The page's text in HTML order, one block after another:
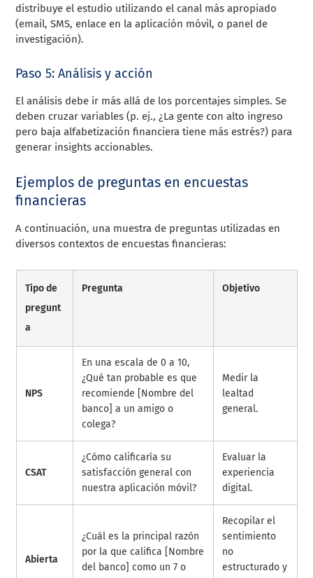
distribuye el estudio utilizando el canal más apropiado
(email, SMS, enlace en la aplicación móvil, o panel de
investigación).
Paso 5: Análisis y acción
El análisis debe ir más allá de los porcentajes simples. Se
deben cruzar variables (p. ej., ¿La gente con alto ingreso
pero baja alfabetización financiera tiene más estrés?) para
generar insights accionables.
Ejemplos de preguntas en encuestas
financieras
A continuación, una muestra de preguntas utilizadas en
diversos contextos de encuestas financieras:
Tipo de
pregunt
a
Pregunta Objetivo
NPS
En una escala de 0 a 10,
¿Qué tan probable es que
recomiende [Nombre del
banco] a un amigo o
colega?
Medir la
lealtad
general.
CSAT
¿Cómo calificaría su
satisfacción general con
nuestra aplicación móvil?
Evaluar la
experiencia
digital.
Abierta
¿Cuál es la principal razón
por la que califica [Nombre
del banco] como un 7 o
Recopilar el
sentimiento
no
estructurado y